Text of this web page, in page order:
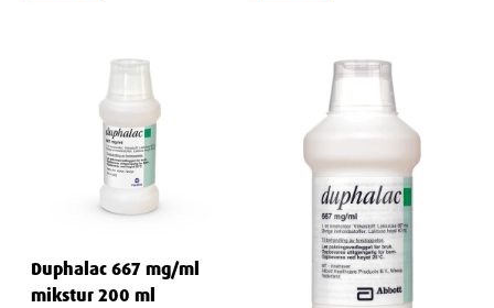
Duphalac 667 mg/ml
mikstur 200 ml